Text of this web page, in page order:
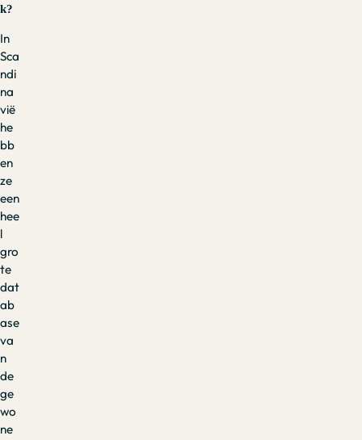
k?
In
Sca
ndi
na
vië
he
bb
en
ze
een
hee
l
gro
te
dat
ab
ase
va
n
de
ge
wo
ne